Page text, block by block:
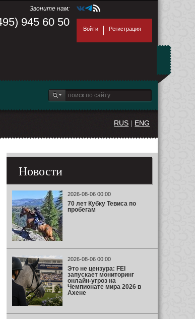
Звоните нам:
945 60 50
Войти Регистрация
RUS | ENG
Новости
2026-08-06 00:00
70 лет Кубку Тевиса по
пробегам
2026-08-06 00:00
Это не цензура: FEI
запускает мониторинг
онлайн-угроз на
Чемпионате мира 2026 в
Ахене